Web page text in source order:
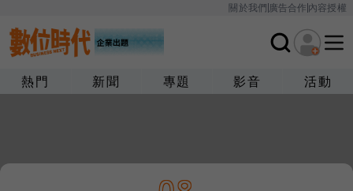
關於我們廣告合作內容授權
熱門 新聞 專題 影音 活動